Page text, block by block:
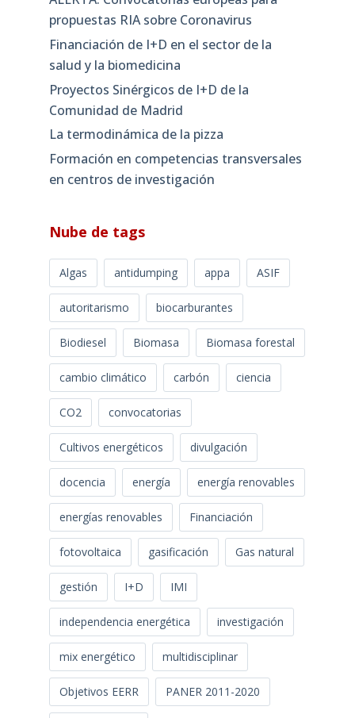
propuestas RIA sobre Coronavirus
Financiación de I+D en el sector de la
salud y la biomedicina
Proyectos Sinérgicos de I+D de la
Comunidad de Madrid
La termodinámica de la pizza
Formación en competencias transversales
en centros de investigación
Nube de tags
Algas antidumping appa ASIF
autoritarismo biocarburantes
Biodiesel Biomasa Biomasa forestal
cambio climático carbón ciencia
CO2 convocatorias
Cultivos energéticos divulgación
docencia energía energía renovables
energías renovables Financiación
fotovoltaica gasificación Gas natural
gestión I+D IMI
independencia energética investigación
mix energético multidisciplinar
Objetivos EERR PANER 2011-2020